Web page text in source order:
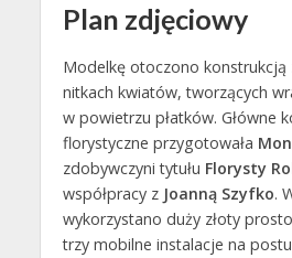
Plan zdjęciowy
Modelkę otoczono konstrukcją
nitkach kwiatów, tworzących
w powietrzu płatków. Główne
florystyczne przygotowała
zdobywczyni tytułu Florysty
współpracy zJoanną Szyfko.
wykorzystano duży złoty
trzy mobilne instalacje na